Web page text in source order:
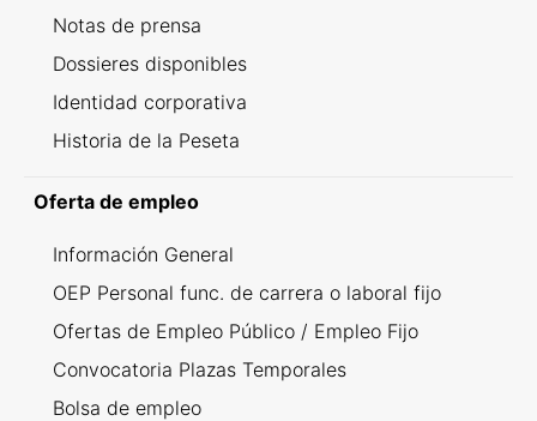
Notas de prensa
Dossieres disponibles
Identidad corporativa
Historia de la Peseta
Oferta de empleo
Información General
OEP Personal func. de carrera o laboral fijo
Ofertas de Empleo Público / Empleo Fijo
Convocatoria Plazas Temporales
Bolsa de empleo